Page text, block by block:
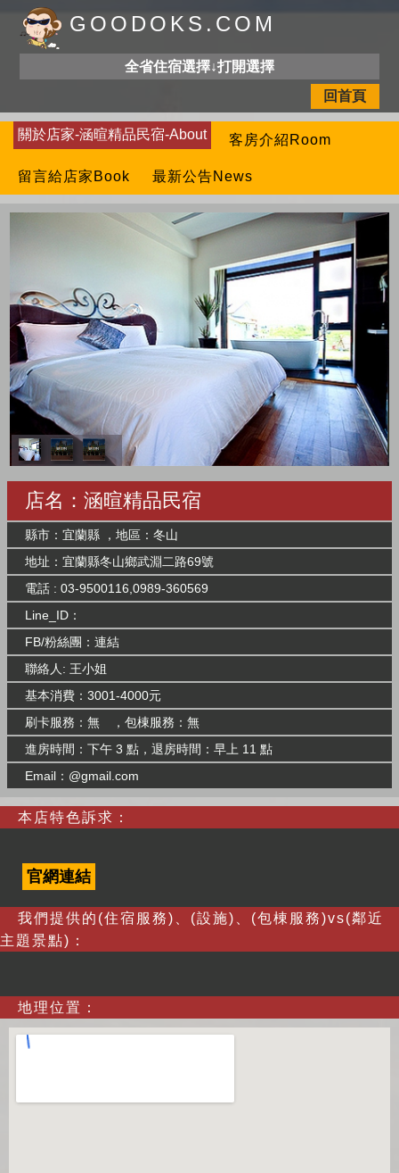
GOODOKS.COM
全省住宿選擇↓打開選擇
回首頁
關於店家-涵暄精品民宿-About 客房介紹Room
留言給店家Book 最新公告News
店名：涵暄精品民宿
縣市：宜蘭縣 ，地區：冬山
地址：宜蘭縣冬山鄉武淵二路69號
電話 : 03-9500116,0989-360569
Line_ID：
FB/粉絲團： 連結
聯絡人: 王小姐
基本消費：3001-4000元
刷卡服務：無 ，包棟服務：無
進房時間：下午 3 點，退房時間：早上 11 點
Email：@gmail.com
本店特色訴求：
官網連結
我們提供的(住宿服務)、(設施)、(包棟服務)vs(鄰近
主題景點)：
地理位置：